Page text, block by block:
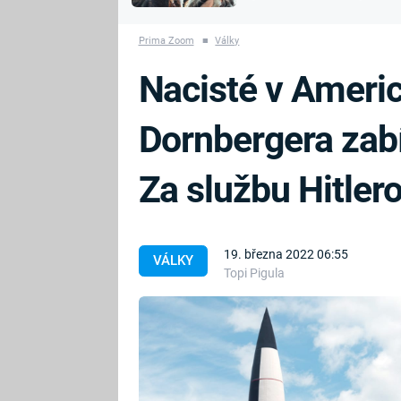
BRITSKÁ
RODINA
Prima Zoom ■ Války
VÁLKY
19. března 2022 06:55
Topi Pigula
Nacisté v
Dornbergera
Za službu